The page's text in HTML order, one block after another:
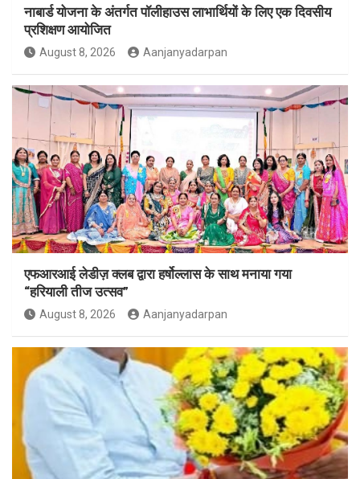
नाबार्ड योजना के अंतर्गत पॉलीहाउस लाभार्थियों के लिए एक दिवसीय
प्रशिक्षण आयोजित
August 8, 2026 Aanjanyadarpan
एफआरआई लेडीज़ क्लब द्वारा हर्षोल्लास के साथ मनाया गया
“हरियाली तीज उत्सव”
August 8, 2026 Aanjanyadarpan